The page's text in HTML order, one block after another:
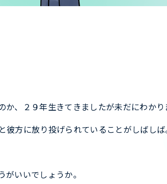
か、２９年生きてきましたが未だにわか
彼方に放り投げられていることがしばし
いいでしょうか。